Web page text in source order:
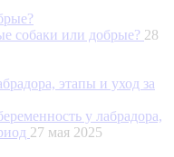
собаки или добрые? 28
у лабрадора,
27 мая 2025